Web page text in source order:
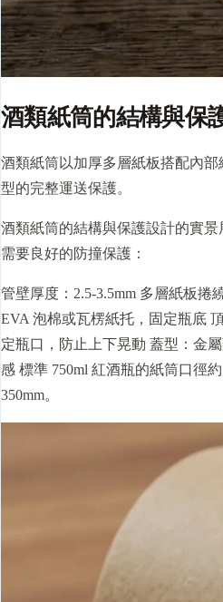
酒類紙筒的結構與保
酒類紙筒以加厚多層紙板搭配內部
型的完整運送保護。
酒類紙筒的結構與保護設計的實景
需要良好的防撞保護：
管壁厚度：2.5-3.5mm 多層紙板捲
EVA 泡棉或瓦楞紙托，固定瓶底
定瓶口，防止上下晃動 蓋型：金
感 標準 750ml 紅酒瓶的紙筒口徑
350mm。